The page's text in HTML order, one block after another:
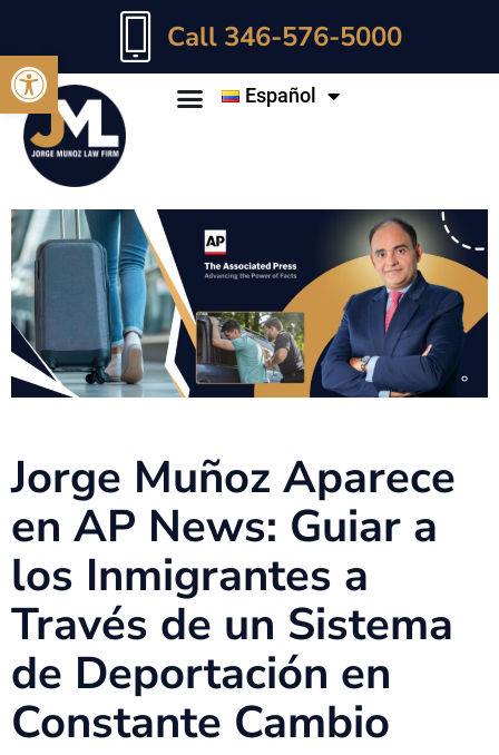
Abrir barra de herramientas
Call 346-576-5000
Español
Jorge Muñoz Aparece
en AP News: Guiar a
los Inmigrantes a
Través de un Sistema
de Deportación en
Constante Cambio